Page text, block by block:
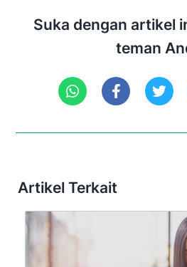
Suka dengan artikel
teman
Artikel Terkait